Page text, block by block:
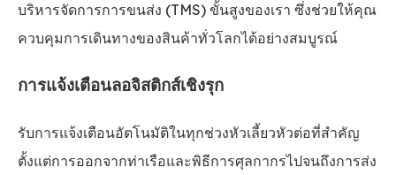
บริหารจัดการการขนส่ง (TMS) ขั้นสูงของเรา ซึ่งช่วยให้คุณ
ควบคุมการเดินทางของสินค้าทั่วโลกได้อย่างสมบูรณ์
การแจ้งเตือนลอจิสติกส์เชิงรุก
รับการแจ้งเตือนอัตโนมัติในทุกช่วงหัวเลี้ยวหัวต่อที่สำคัญ
ตั้งแต่การออกจากท่าเรือและพิธีการศุลกากรไปจนถึงการส่ง